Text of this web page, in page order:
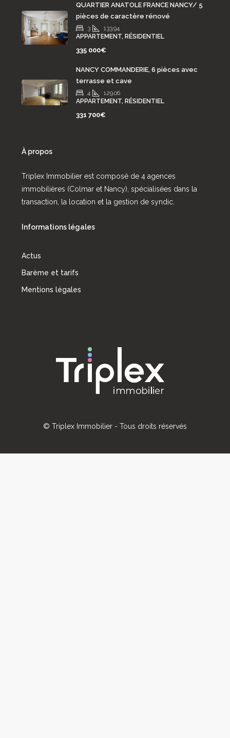
QUARTIER ANATOLE FRANCE NANCY/ 5
pièces de caractère rénové
3
133.94
APPARTEMENT, RÉSIDENTIEL
335 000€
NANCY COMMANDERIE, 6 pièces avec
terrasse et cave
4
129.06
APPARTEMENT, RÉSIDENTIEL
331 700€
À propos
Triplex Immobilier est composé de 4 agences
immobilières (Colmar et Nancy), spécialisées dans la
transaction, la location et la gestion de syndic.
Informations légales
Actus
Barème et tarifs
Mentions légales
© Triplex Immobilier - Tous droits réservés